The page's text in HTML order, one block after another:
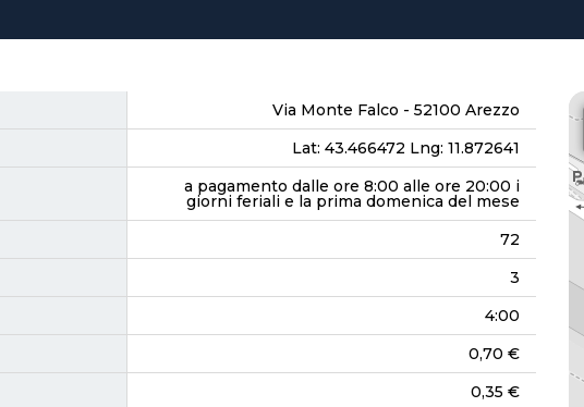
Via Monte Falco - 52100 Arezzo
Lat: 43.466472 Lng: 11.872641
a pagamento dalle ore 8:00 alle ore 20:00 i
giorni feriali e la prima domenica del mese
72
3
4:00
0,70 €
0,35 €